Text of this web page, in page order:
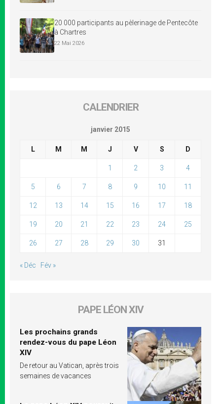
20 000 participants au pèlerinage de Pentecôte
à Chartres
22 Mai 2026
CALENDRIER
janvier 2015
L M M J V S D
1 2 3 4
5 6 7 8 9 10 11
12 13 14 15 16 17 18
19 20 21 22 23 24 25
26 27 28 29 30 31
« Déc Fév »
PAPE LÉON XIV
Les prochains grands
rendez-vous du pape Léon
XIV
De retour au Vatican, après trois
semaines de vacances